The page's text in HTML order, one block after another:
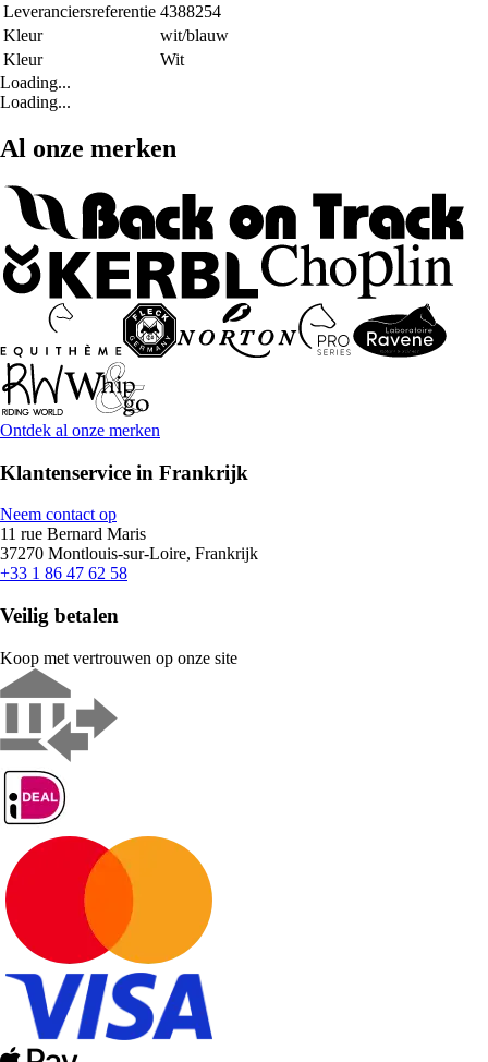
Leveranciersreferentie 4388254
Kleur
wit/blauw
Kleur
Wit
Loading...
Loading...
Al onze merken
Ontdek al onze merken
Klantenservice in Frankrijk
Neem contact op
11 rue Bernard Maris
37270 Montlouis-sur-Loire, Frankrijk
+33 1 86 47 62 58
Veilig betalen
Koop met vertrouwen op onze site